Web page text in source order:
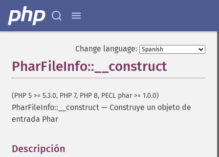
Change language:
PharFileInfo::__construct
(PHP 5 >= 5.3.0, PHP 7, PHP 8, PECL phar >= 1.0.0)
PharFileInfo::__construct — Construye un objeto de
entrada Phar
Descripción